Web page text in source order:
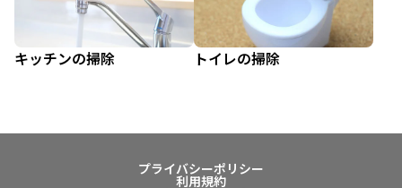
キッチンの掃除 トイレの掃除
プライバシーポリシー
利用規約